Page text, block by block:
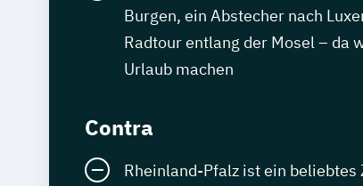
Burgen, ein Abstecher nach
Radtour entlang der Mosel – da
Urlaub machen
Contra
Rheinland-Pfalz ist ein beliebtes